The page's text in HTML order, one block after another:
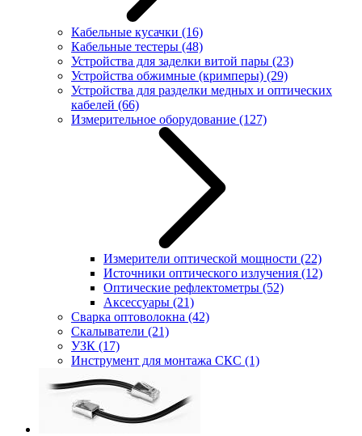
Кабельные кусачки (16)
Кабельные тестеры (48)
Устройства для заделки витой пары (23)
Устройства обжимные (кримперы) (29)
Устройства для разделки медных и оптических
кабелей (66)
Измерительное оборудование (127)
Измерители оптической мощности (22)
Источники оптического излучения (12)
Оптические рефлектометры (52)
Аксессуары (21)
Сварка оптоволокна (42)
Скалыватели (21)
УЗК (17)
Инструмент для монтажа СКС (1)